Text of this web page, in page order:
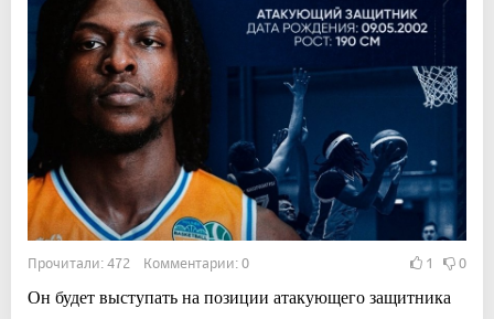
Прочитали: 472 Комментарии: 0 1 0
Он будет выступать на позиции атакующего защитника